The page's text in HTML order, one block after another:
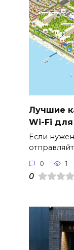
Лучшие
Wi-Fi
Если
0 1
0